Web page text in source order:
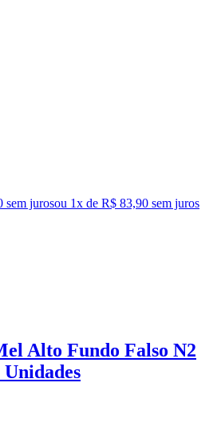
sem jurosou 1x de R$ 83,90 sem juros
Alto Fundo Falso N2
Unidades